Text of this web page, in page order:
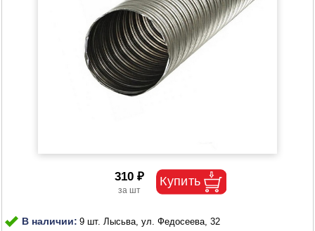
310 ₽
В наличии: 9 шт. Лысьва, ул. Федосеева, 32